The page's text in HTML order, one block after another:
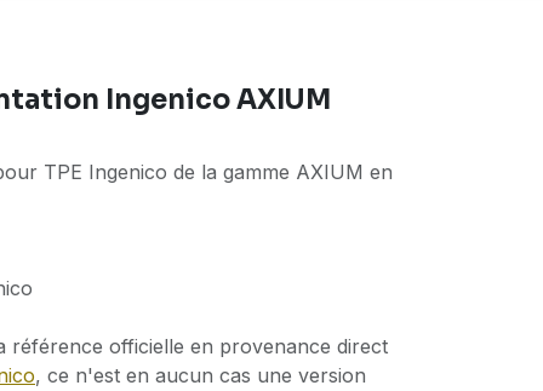
Ingenico AXIUM
TPE Ingenico de la gamme AXIUM en
référence officielle en provenance direct
, ce n'est en aucun cas une version